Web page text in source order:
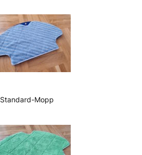
Standard-Mopp